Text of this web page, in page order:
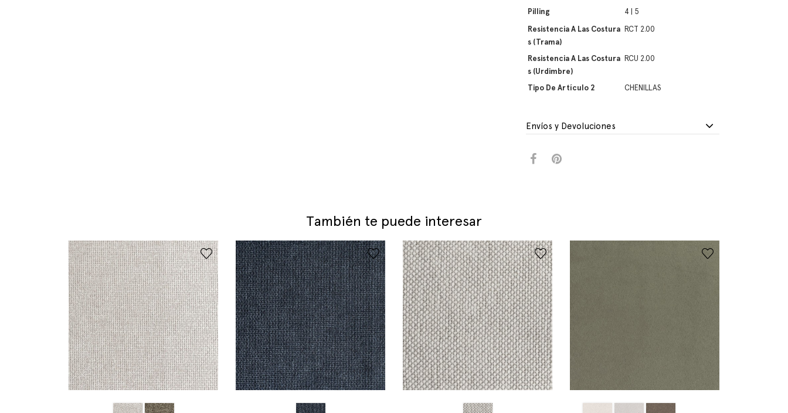
Pilling
4 | 5
Resistencia A Las Costura
S (trama)
RCT 2.00
Resistencia A Las Costura
S (urdimbre)
RCU 2.00
Tipo De Artículo 2 CHENILLAS
Envíos y Devoluciones
También te puede interesar